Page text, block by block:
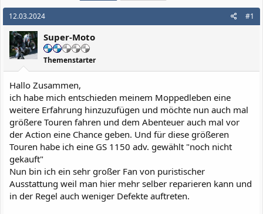
12.03.2024 #1
Super-Moto
Themenstarter
Hallo Zusammen,
ich habe mich entschieden meinem Moppedleben eine
weitere Erfahrung hinzuzufügen und möchte nun auch mal
größere Touren fahren und dem Abenteuer auch mal vor
der Action eine Chance geben. Und für diese größeren
Touren habe ich eine GS 1150 adv. gewählt "noch nicht
gekauft"
Nun bin ich ein sehr großer Fan von puristischer
Ausstattung weil man hier mehr selber reparieren kann und
in der Regel auch weniger Defekte auftreten.